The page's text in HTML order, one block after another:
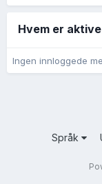
Hvem er aktive
Ingen innloggede
Språk